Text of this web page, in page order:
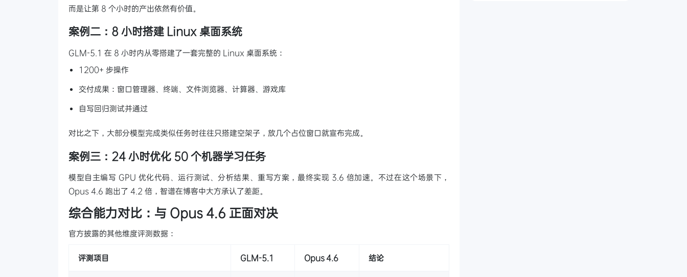
而是让第 8 个小时的产出依然有价值。
案例二：8 小时搭建 Linux 桌面系统
GLM-5.1 在 8 小时内从零搭建了一套完整的 Linux 桌面系统：
1200+ 步操作
交付成果：窗口管理器、终端、文件浏览器、计算器、游戏库
自写回归测试并通过
对比之下，大部分模型完成类似任务时往往只搭建空架子，放几个占位窗口就宣布完成。
案例三：24 小时优化 50 个机器学习任务
模型自主编写 GPU 优化代码、运行测试、分析结果、重写方案，最终实现 3.6 倍加速。不过在这个场景下，
Opus 4.6 跑出了 4.2 倍，智谱在博客中大方承认了差距。
综合能力对比：与 Opus 4.6 正面对决
官方披露的其他维度评测数据：
评测项目 GLM-5.1 Opus 4.6 结论